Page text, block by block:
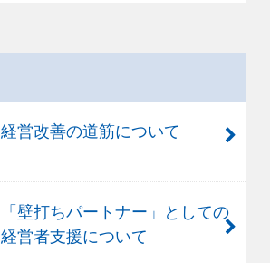
経営改善の道筋について
「壁打ちパートナー」としての
経営者支援について